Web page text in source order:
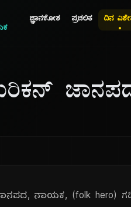
ಜ್ಞಾನಕೋಶ ಪ್ರಚಲಿತ ದಿನ
ನಾಯಕ, (folk hero) ಗಡಿ,